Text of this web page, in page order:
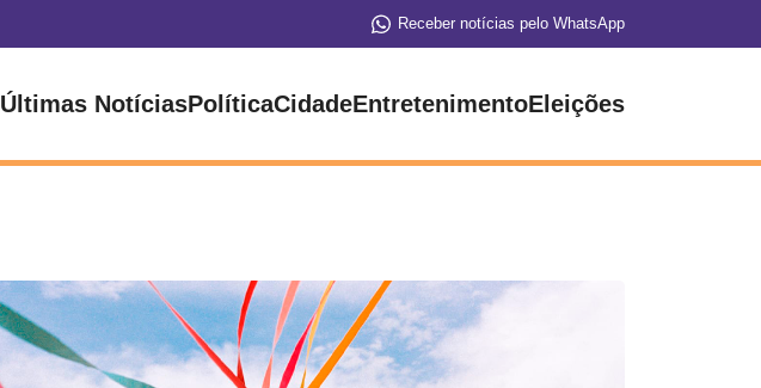
Receber notícias pelo WhatsApp
Últimas NotíciasPolíticaCidadeEntretenimentoEleições